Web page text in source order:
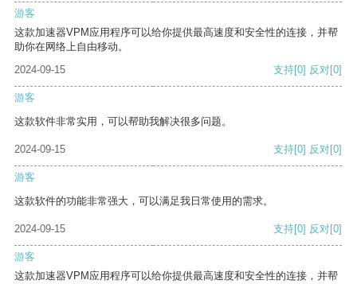
游客
这款加速器VPM应用程序可以给你提供最高速度和安全性的连接，并帮
助你在网络上自由移动。
2024-09-15
支持[0] 反对[0]
游客
这款软件非常实用，可以帮助我解决很多问题。
2024-09-15 支持[0] 反对[0]
游客
这款软件的功能非常强大，可以满足我日常使用的需求。
2024-09-15 支持[0] 反对[0]
游客
这款加速器VPM应用程序可以给你提供最高速度和安全性的连接，并帮